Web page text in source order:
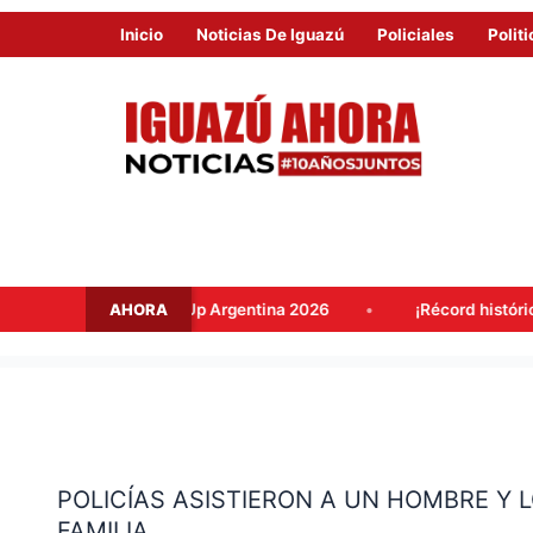
Inicio Noticias De Iguazú Policiales
AHORA
Up Argentina 2026 ¡Récord histórico! El lado
POLICÍAS ASISTIERON A UN HOMBRE Y
A